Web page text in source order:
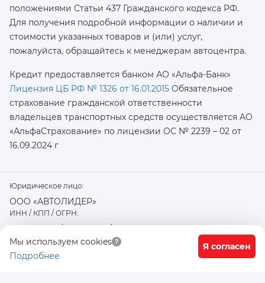
Мы используем cookies
Подробнее
Я согласен
положениями Статьи 437 Гражданского кодекса РФ.
Для получения подробной информации о наличии и
стоимости указанных товаров и (или) услуг,
пожалуйста, обращайтесь к менеджерам автоцентра.
Кредит предоставляется банком АО «Альфа-Банк»
Лицензия ЦБ РФ № 1326 от 16.01.2015 Обязательное
страхование гражданской ответственности
владельцев транспортных средств осуществляется AO
«АльфаСтрахование» по лицензии ОС № 2239 – 02 от
16.09.2024 г
Юридическое лицо:
ООО «АВТОЛИДЕР»
ИНН / КПП / ОГРН:
7726402915 / 772601001 / 1177746487918
Физический / юридический адрес:
117556, город Москва, Варшавское ш., д. 91 стр. 11